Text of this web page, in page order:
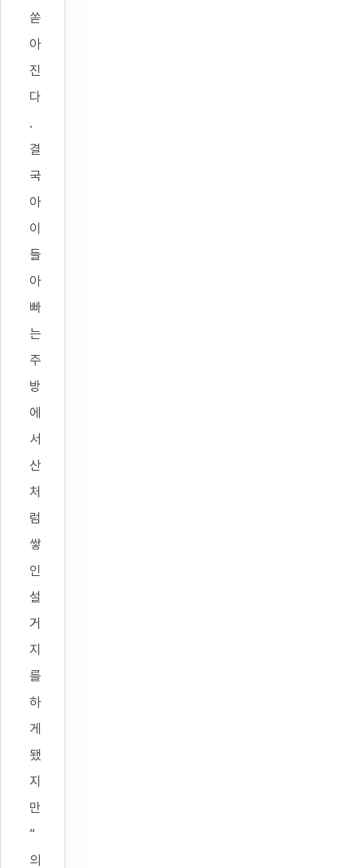
쏟
아
진
다
.
결
국
아
이
들
아
빠
는
주
방
에
서
산
처
럼
쌓
인
설
거
지
를
하
게
됐
지
만
“
의